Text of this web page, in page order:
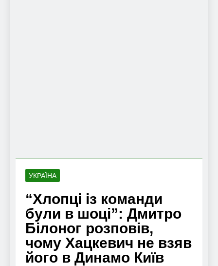
УКРАЇНА
“Хлопці із команди
були в шоці”: Дмитро
Білоног розповів,
чому Хацкевич не взяв
його в Динамо Київ